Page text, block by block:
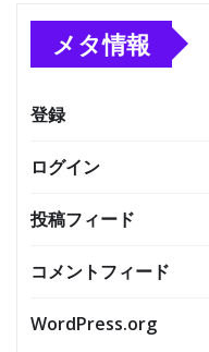
メタ情報
登録
ログイン
投稿フィード
コメントフィード
WordPress.org